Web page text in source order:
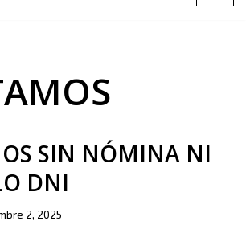
SIN NÓMINA NI
DNI
2, 2025